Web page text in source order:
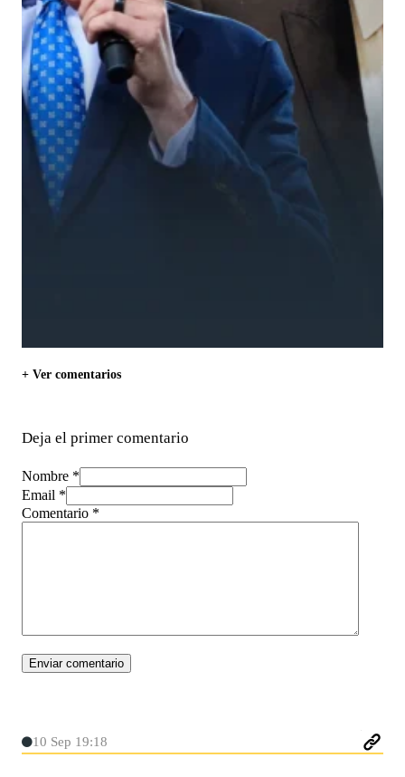
+ Ver comentarios
Deja el primer comentario
Nombre *
Email *
Comentario *
10 Sep 19:18